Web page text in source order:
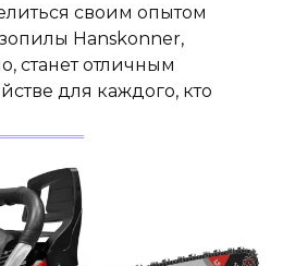
своим опытом
Hanskonner,
станет отличным
для каждого, кто